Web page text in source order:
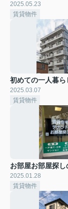
2025.05.23
賃貸物件
初めての一人暮ら
2025.03.07
賃貸物件
お部屋お部屋探
2025.01.28
賃貸物件